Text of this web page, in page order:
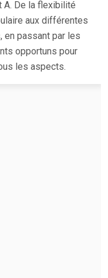
De la flexibilité
aux différentes
en passant par les
opportuns pour
les aspects.